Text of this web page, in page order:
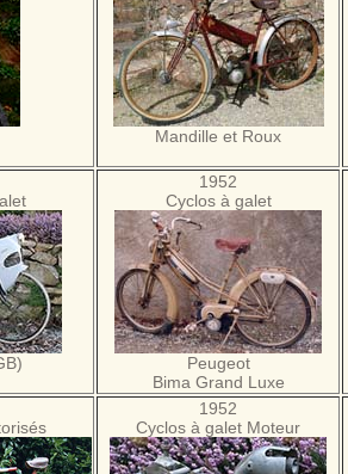
Mandille et Roux
1952
Cyclos à galet
Peugeot
Bima Grand Luxe
1952
Cyclos à galet Moteur